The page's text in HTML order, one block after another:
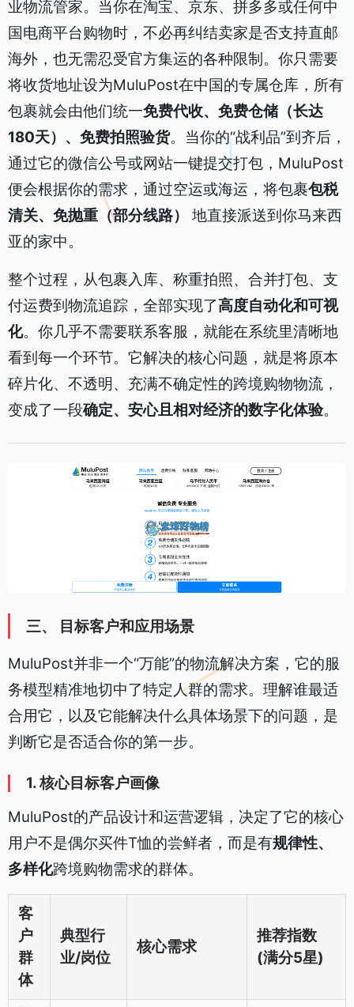
业物流管家。当你在淘宝、京东、拼多多或任何中
国电商平台购物时，不必再纠结卖家是否支持直邮
海外，也无需忍受官方集运的各种限制。你只需要
将收货地址设为MuluPost在中国的专属仓库，所有
包裹就会由他们统一免费代收、免费仓储（长达
180天）、免费拍照验货。当你的“战利品”到齐后，
通过它的微信公号或网站一键提交打包，MuluPost
便会根据你的需求，通过空运或海运，将包裹包税
清关、免抛重（部分线路）
地直接派送到你马来西
亚的家中。
整个过程，从包裹入库、称重拍照、合并打包、支
付运费到物流追踪，全部实现了高度自动化和可视
化。你几乎不需要联系客服，就能在系统里清晰地
看到每一个环节。它解决的核心问题，就是将原本
碎片化、不透明、充满不确定性的跨境购物物流，
变成了一段确定、安心且相对经济的数字化体验。
三、 目标客户和应用场景
MuluPost并非一个“万能”的物流解决方案，它的服
务模型精准地切中了特定人群的需求。理解谁最适
合用它，以及它能解决什么具体场景下的问题，是
判断它是否适合你的第一步。
1. 核心目标客户画像
MuluPost的产品设计和运营逻辑，决定了它的核心
用户不是偶尔买件T恤的尝鲜者，而是有规律性、
多样化跨境购物需求的群体。
客
户
群
体
典型行
业/岗位
核心需求
推荐指数
(满分5星)